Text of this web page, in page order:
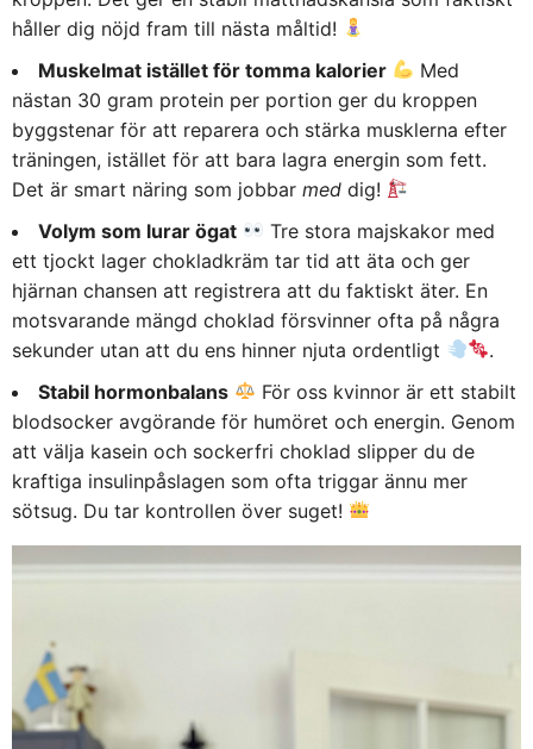
håller dig nöjd fram till nästa måltid!
Muskelmat istället för tomma kalorier
Med
nästan 30 gram protein per portion ger du kroppen
byggstenar för att reparera och stärka musklerna efter
träningen, istället för att bara lagra energin som fett.
Det är smart näring som jobbar med dig!
Volym som lurar ögat
Tre stora majskakor med
ett tjockt lager chokladkräm tar tid att äta och ger
hjärnan chansen att registrera att du faktiskt äter. En
motsvarande mängd choklad försvinner ofta på några
sekunder utan att du ens hinner njuta ordentligt
.
Stabil hormonbalans
För oss kvinnor är ett stabilt
blodsocker avgörande för humöret och energin. Genom
att välja kasein och sockerfri choklad slipper du de
kraftiga insulinpåslagen som ofta triggar ännu mer
sötsug. Du tar kontrollen över suget!